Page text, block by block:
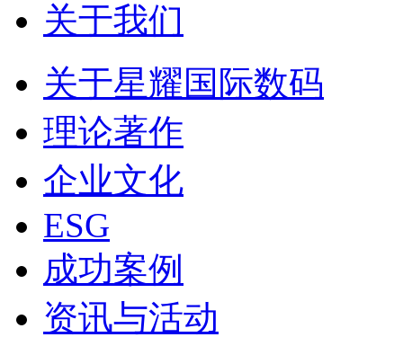
关于我们
关于星耀国际数码
理论著作
企业文化
ESG
成功案例
资讯与活动